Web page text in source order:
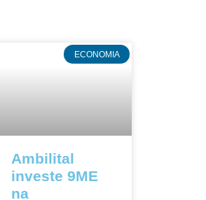
ECONOMIA
Ambilital
investe 9ME
na